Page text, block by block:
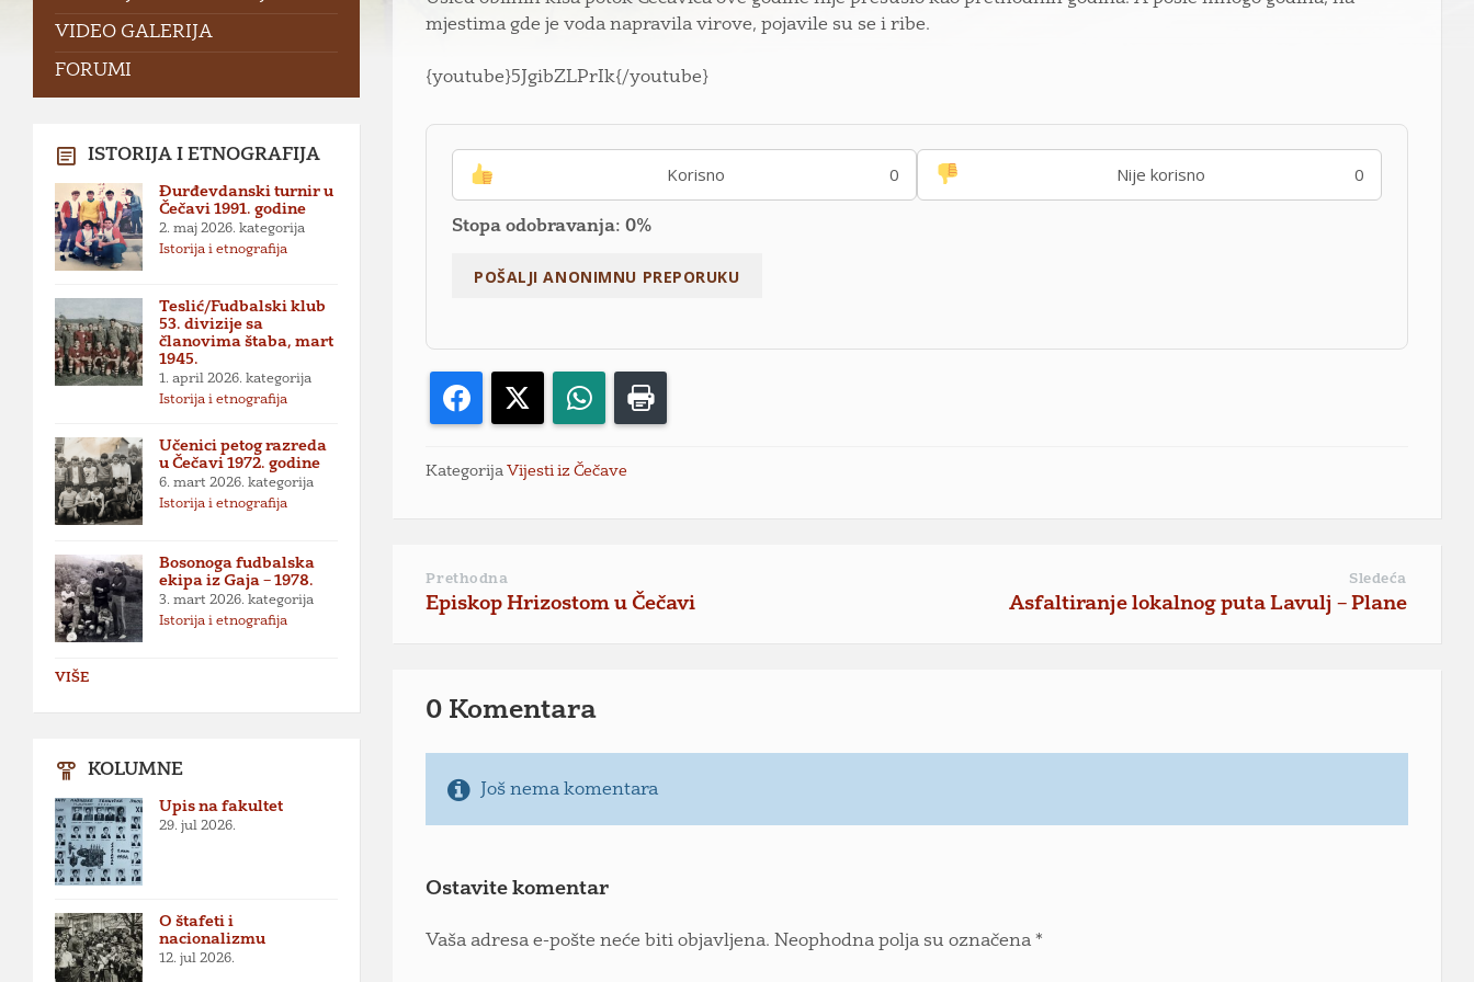
mjestima gde je voda napravila virove, pojavile su se i ribe.
{youtube}5JgibZLPrIk{/youtube}
Korisno 0 Nije korisno 0
Stopa odobravanja: 0%
Facebook WhatsApp
Kategorija Vijesti iz Čečave
Prethodna
Episkop Hrizostom u Čečavi
Sledeća
Asfaltiranje lokalnog puta Lavulj – Plane
0 Komentara
Još nema komentara
Ostavite komentar
Vaša adresa e-pošte neće biti objavljena. Neophodna polja su označena*
VIDEO GALERIJA
FORUMI
ISTORIJA I ETNOGRAFIJA
Đurđevdanski turnir u
Čečavi 1991. godine
2. maj 2026. kategorija
Istorija i etnografija
Teslić/Fudbalski klub
53. divizije sa
članovima štaba, mart
1945.
1. april 2026. kategorija
Istorija i etnografija
Učenici petog razreda
u Čečavi 1972. godine
6. mart 2026. kategorija
Istorija i etnografija
Bosonoga fudbalska
ekipa iz Gaja – 1978.
3. mart 2026. kategorija
Istorija i etnografija
VIŠE
KOLUMNE
Upis na fakultet
29. jul 2026.
O štafeti i
nacionalizmu
12. jul 2026.